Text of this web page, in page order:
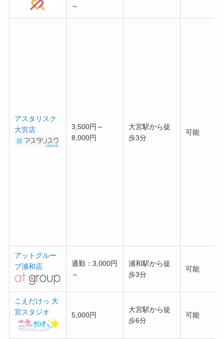
～
アスタリスク
大宮店
3,500円～
8,000円
大宮駅から徒
歩3分
可能
アットグルー
プ浦和店
通勤：3,000円
～
浦和駅から徒
歩3分
可能
こえだけっ 大
宮スタジオ
5,000円
大宮駅から徒
歩6分
可能